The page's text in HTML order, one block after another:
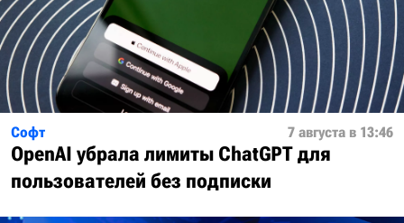
Софт 7 августа в 13:46
OpenAI убрала лимиты ChatGPT для
пользователей без подписки